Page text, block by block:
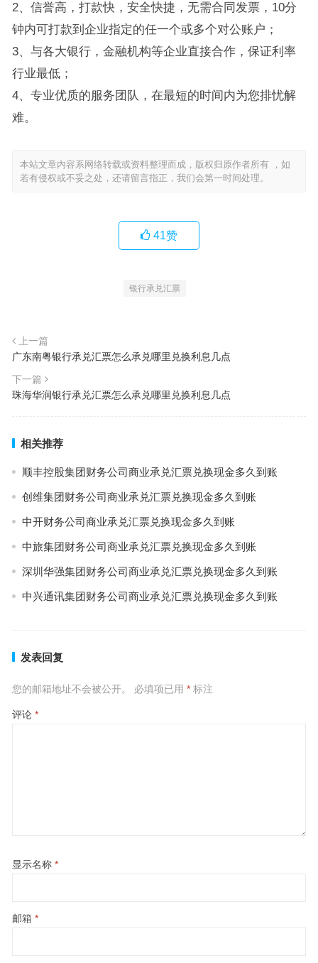
2、信誉高，打款快，安全快捷，无需合同发票，10分
钟内可打款到企业指定的任一个或多个对公账户；
3、与各大银行，金融机构等企业直接合作，保证利率
行业最低；
4、专业优质的服务团队，在最短的时间内为您排忧解
难。
本站文章内容系网络转载或资料整理而成，版权归原作者所有 ，如
若有侵权或不妥之处，还请留言指正，我们会第一时间处理。
41赞
银行承兑汇票
上一篇
广东南粤银行承兑汇票怎么承兑哪里兑换利息几点
下一篇
珠海华润银行承兑汇票怎么承兑哪里兑换利息几点
相关推荐
顺丰控股集团财务公司商业承兑汇票兑换现金多久到账
创维集团财务公司商业承兑汇票兑换现金多久到账
中开财务公司商业承兑汇票兑换现金多久到账
中旅集团财务公司商业承兑汇票兑换现金多久到账
深圳华强集团财务公司商业承兑汇票兑换现金多久到账
中兴通讯集团财务公司商业承兑汇票兑换现金多久到账
发表回复
您的邮箱地址不会被公开。 必填项已用 *标注
评论 *
显示名称 *
邮箱 *